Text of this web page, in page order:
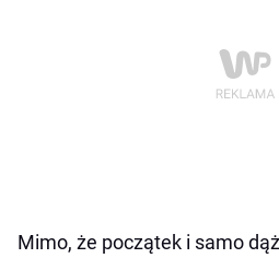
Mimo, że początek i samo